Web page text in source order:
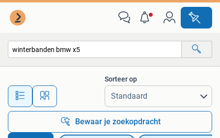
Alle afstanden…
Sorteer op
Bewaar je zoekopdracht